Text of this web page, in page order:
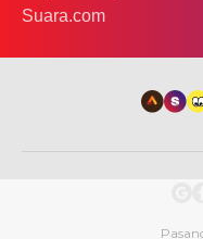
Suara.com